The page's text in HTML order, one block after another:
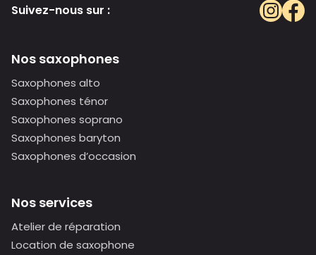
Suivez-nous sur :
Nos saxophones
Saxophones alto
Saxophones ténor
Saxophones soprano
Saxophones baryton
Saxophones d’occasion
Nos services
Atelier de réparation
Location de saxophone